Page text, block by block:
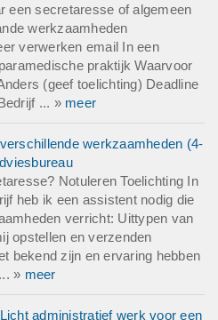
een secretaresse of algemeen
werkzaamheden
verwerken email In een
praktijk Waarvoor
(geef toelichting) Deadline
... » meer
werkzaamheden (4-
Notuleren Toelichting In
heb ik een assistent nodig die
verricht: Uittypen van
opstellen en verzenden
bekend zijn en ervaring hebben
» meer
administratief werk voor een